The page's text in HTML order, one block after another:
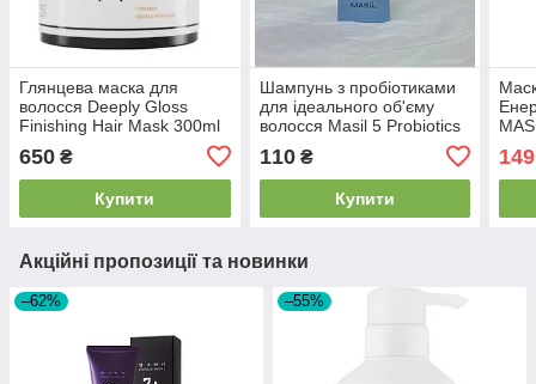
Глянцева маска для
волосся Deeply Gloss
Finishing Hair Mask 300ml
650 ₴
Купити
Шампунь з пробіотиками
для ідеального об'єму
волосся Masil 5 Probiotics
Perfect Volume Shampoo
50ml
110₴
Купити
мл
149
Акційні пропозиції та новинки
–62% –55%